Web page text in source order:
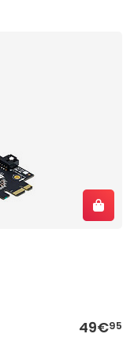
49€95